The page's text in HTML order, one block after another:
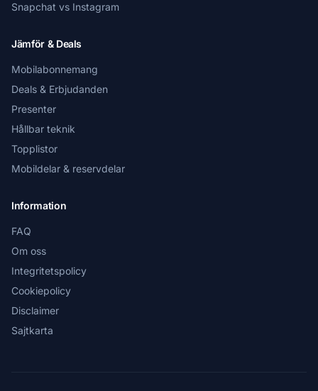
Snapchat vs Instagram
Jämför & Deals
Mobilabonnemang
Deals & Erbjudanden
Presenter
Hållbar teknik
Topplistor
Mobildelar & reservdelar
Information
FAQ
Om oss
Integritetspolicy
Cookiepolicy
Disclaimer
Sajtkarta